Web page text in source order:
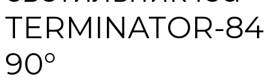
TERMINATOR-84
90°